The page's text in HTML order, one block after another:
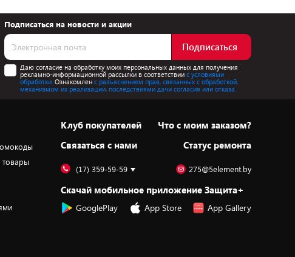
Подписаться на новости и акции
Подписаться
Даю согласие на обработку моих персональных данных для получения
рекламно-информационной рассылки в соответствиис условиями
обработки. Ознакомлен с разъяснением прав, связанных с обработкой,
механизмом их реализации, последствиями дачи согласия или отказа.
товары
Клуб покупателей
Cвязаться с нами
Что с моим заказом?
Статус ремонта
(17) 359-59-59 275@5element.by
Скачай мобильное приложение Защита+
GooglePlay App Store App Gallery